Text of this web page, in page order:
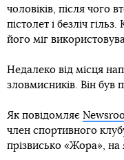
чоловіків, після чого
пістолет і безліч
його міг
Недалеко від місця
зловмисників. Він був
Як повідомляє
член спортивного
прізвисько «Жора», на